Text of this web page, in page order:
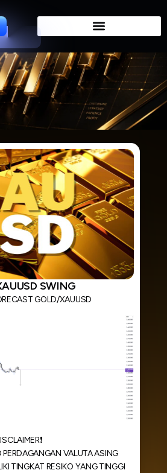
SWING
GOLD/XAUUSD
PERDAGANGAN VALUTA ASING
TINGKAT RESIKO YANG TINGGI